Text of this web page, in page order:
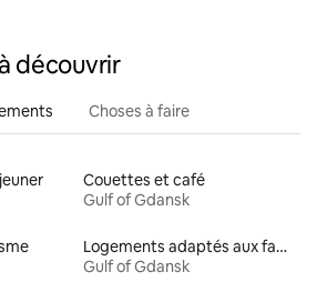
découvrir
Choses à faire
Couettes et café
Gulf of Gdansk
Logements adaptés aux familles à louer
Gulf of Gdansk